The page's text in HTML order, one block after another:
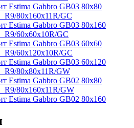
Estima Gabbro GB03 80x80
Estima Gabbro GB03 80x160
Estima Gabbro GB03 60x60
Estima Gabbro GB03 60x120
Estima Gabbro GB02 80x80
Estima Gabbro GB02 80x160